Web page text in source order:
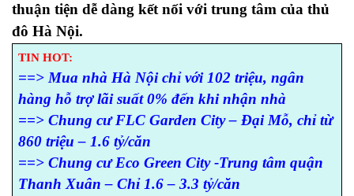
thuận tiện dễ dàng kết nối với trung tâm của thủ
đô Hà Nội.
TIN HOT:
==> Mua nhà Hà Nội chỉ với 102 triệu, ngân
hàng hỗ trợ lãi suất 0% đến khi nhận nhà
==> Chung cư FLC Garden City – Đại Mỗ, chỉ từ
860 triệu – 1.6 tỷ/căn
==> Chung cư Eco Green City -Trung tâm quận
Thanh Xuân – Chỉ 1.6 – 3.3 tỷ/căn